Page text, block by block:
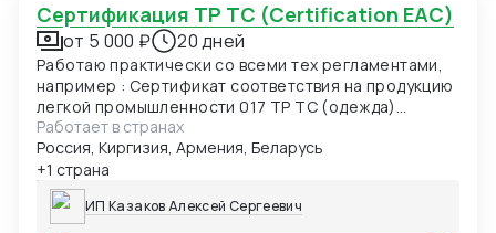
Сертификация ТР ТС (Certification EAC)
от 5 000 ₽ 20 дней
Работаю практически со всеми тех регламентами,
например : Сертификат соответствия на продукцию
легкой промышленности 017 ТР ТС (одежда)
Сертификат соответствия О безопасности
продукции, предназначенной для детей и
подростков 007 ТР ТС (детская одежда)
Сертификат соответствия О безопасности
низковольтного оборудования 004 ТР ТС
Работает в странах
Россия, Киргизия, Армения, Беларусь
+1 страна
ИП Казаков Алексей Сергеевич